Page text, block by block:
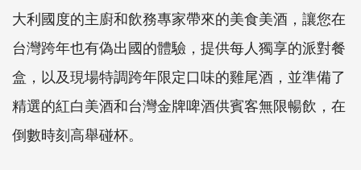
大利國度的主廚和飲務專家帶來的美食美酒，讓您在
台灣跨年也有偽出國的體驗，提供每人獨享的派對餐
盒，以及現場特調跨年限定口味的雞尾酒，並準備了
精選的紅白美酒和台灣金牌啤酒供賓客無限暢飲，在
倒數時刻高舉碰杯。